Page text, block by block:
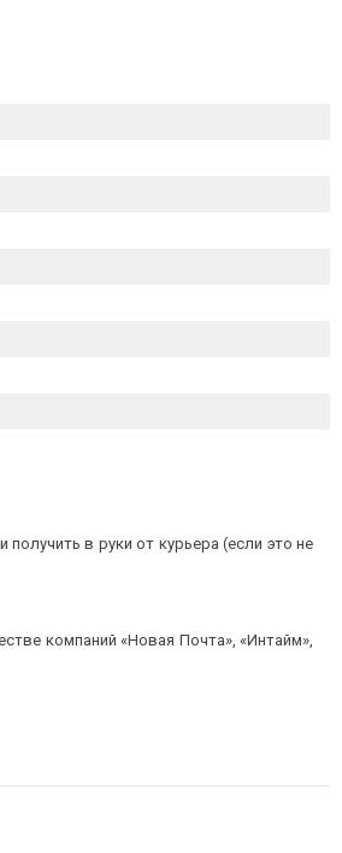
в руки от курьера (если это не
компаний «Новая Почта», «Интайм»,